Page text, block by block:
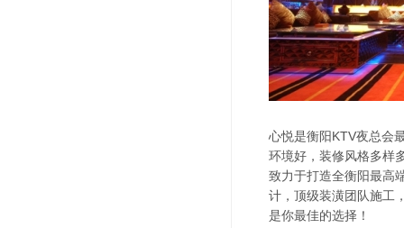
心悦是衡阳KTV夜总会
环境好，装修风格多样
致力于打造全衡阳最高
计，顶级装潢团队施工
是你最佳的选择！